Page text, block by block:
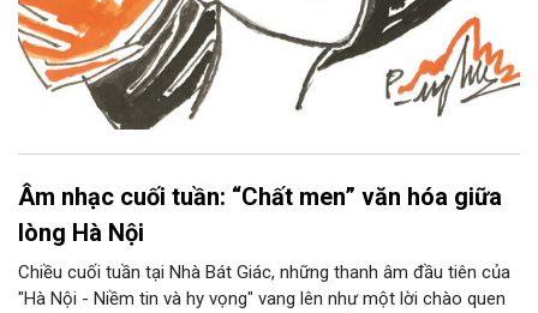
Âm nhạc cuối tuần: “Chất men” văn hóa giữa
lòng Hà Nội
Chiều cuối tuần tại Nhà Bát Giác, những thanh âm đầu tiên của
"Hà Nội - Niềm tin và hy vọng" vang lên như một lời chào quen